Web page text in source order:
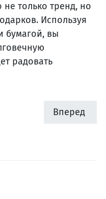
только тренд, но
Используя
бумагой, вы
радовать
Вперед